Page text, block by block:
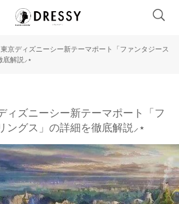
東京ディズニーシー新テーマポート「ファンタジース
底解説⸝⋆
ィズニーシー新テーマポート「フ
ングス」の詳細を徹底解説⸝⋆